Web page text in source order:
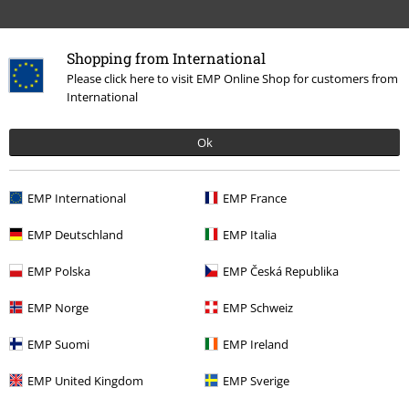
Shopping from International
Please click here to visit EMP Online Shop for customers from
International
Ok
EMP International EMP France
EMP Deutschland EMP Italia
EMP Polska EMP Česká Republika
EMP Norge EMP Schweiz
EMP Suomi EMP Ireland
EMP United Kingdom EMP Sverige
More categories. More options.
Nytt Accessoarer Nyckelringar
Film & TV Film & TV Accessoarer
Film & TV Film & TV Gåvor
Film & TV Film & TV Warner Bros 100
Film & TV Film & TV Teman
Christmas in the